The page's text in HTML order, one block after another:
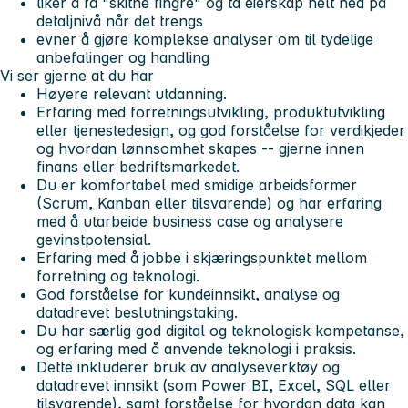
detaljnivå når det trengs
evner å gjøre komplekse analyser om til tydelige
anbefalinger og handling
Vi ser gjerne at du har
Høyere relevant utdanning.
Erfaring med forretningsutvikling, produktutvikling
eller tjenestedesign, og god forståelse for verdikjeder
og hvordan lønnsomhet skapes -- gjerne innen
finans eller bedriftsmarkedet.
Du er komfortabel med smidige arbeidsformer
(Scrum, Kanban eller tilsvarende) og har erfaring
med å utarbeide business case og analysere
gevinstpotensial.
Erfaring med å jobbe i skjæringspunktet mellom
forretning og teknologi.
God forståelse for kundeinnsikt, analyse og
datadrevet beslutningstaking.
Du har særlig god digital og teknologisk kompetanse,
og erfaring med å anvende teknologi i praksis.
Dette inkluderer bruk av analyseverktøy og
datadrevet innsikt (som Power BI, Excel, SQL eller
tilsvarende), samt forståelse for hvordan data kan